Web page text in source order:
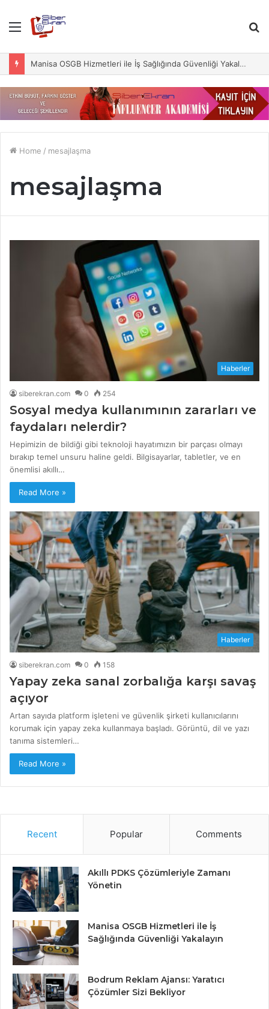
Menu
Manisa OSGB Hizmetleri ile İş Sağlığında Güvenliği Yakalayın
Home / mesajlaşma
mesajlaşma
Haberler
siberekran.com 0 254
Sosyal medya kullanımının zararları ve
faydaları nelerdir?
Hepimizin de bildiği gibi teknoloji hayatımızın bir parçası olmayı
bırakıp temel unsuru haline geldi. Bilgisayarlar, tabletler, ve en
önemlisi akıllı…
Read More »
Haberler
siberekran.com 0 158
Yapay zeka sanal zorbalığa karşı savaş
açıyor
Artan sayıda platform işleteni ve güvenlik şirketi kullanıcılarını
korumak için yapay zeka kullanmaya başladı. Görüntü, dil ve yazı
tanıma sistemleri…
Read More »
Recent Popular Comments
Akıllı PDKS Çözümleriyle Zamanı
Yönetin
Manisa OSGB Hizmetleri ile İş
Sağlığında Güvenliği Yakalayın
Bodrum Reklam Ajansı: Yaratıcı
Çözümler Sizi Bekliyor